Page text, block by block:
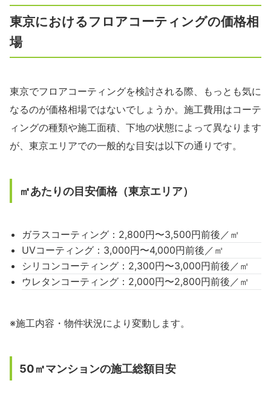
東京におけるフロアコーティングの価格相
場
東京でフロアコーティングを検討される際、もっとも気に
なるのが価格相場ではないでしょうか。施工費用はコーテ
ィングの種類や施工面積、下地の状態によって異なります
が、東京エリアでの一般的な目安は以下の通りです。
㎡あたりの目安価格（東京エリア）
ガラスコーティング：2,800円〜3,500円前後／㎡
UVコーティング：3,000円〜4,000円前後／㎡
シリコンコーティング：2,300円〜3,000円前後／㎡
ウレタンコーティング：2,000円〜2,800円前後／㎡
※施工内容・物件状況により変動します。
50㎡マンションの施工総額目安